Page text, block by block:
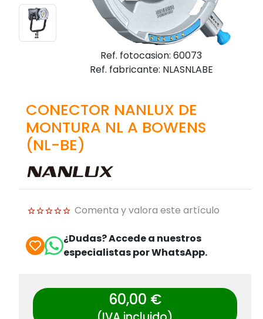
Ref. fotocasion: 60073
Ref. fabricante: NLASNLABE
CONECTOR NANLUX DE
MONTURA NL A BOWENS
(NL-BE)
Comenta y valora este artículo
¿Dudas? Accede a nuestros
especialistas por WhatsApp.
60,00 €